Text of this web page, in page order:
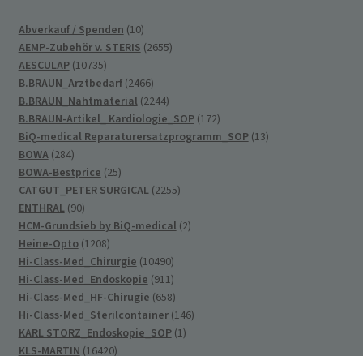
Abverkauf / Spenden 1010
Produkte
AEMP-Zubehör v. STERIS 26552655
AESCULAP 1073510735
Produkte
B.BRAUN_Arztbedarf 24662466
Produkte
B.BRAUN_Nahtmaterial 22442244
Produkte
B.BRAUN-Artikel_ Kardiologie_SOP 172172
Produkte
BiQ-medical Reparaturersatzprogramm_SOP 1313
BOWA 284284
Produkte
BOWA-Bestprice 2525
Produkte
CATGUT_PETER SURGICAL 22552255
ENTHRAL 9090
Produkte
HCM-Grundsieb by BiQ-medical 22
Heine-Opto 12081208
Produkte
Hi-Class-Med_Chirurgie 1049010490
Produkte
Hi-Class-Med_Endoskopie 911911
Produkte
Hi-Class-Med_HF-Chirugie 658658
Produkte
Hi-Class-Med_Sterilcontainer 146146
KARL STORZ_Endoskopie_SOP 11
KLS-MARTIN 1642016420